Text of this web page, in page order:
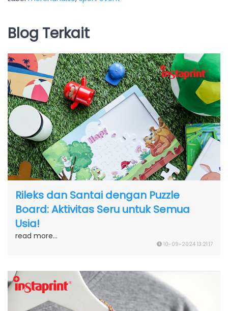
Blog Terkait
Rileks dan Santai dengan Puzzle
Board: Aktivitas Seru untuk Semua
Usia!
read more...
10-09-2024 13:21:17